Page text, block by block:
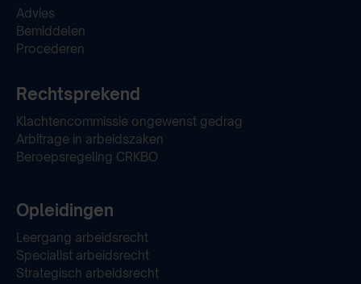
Advies
Bemiddelen
Procederen
Rechtsprekend
Klachtencommissie ongewenst gedrag
Arbitrage in arbeidszaken
Beroepsregeling CRKBO
Opleidingen
Leergang arbeidsrecht
Specialist arbeidsrecht
Strategisch arbeidsrecht